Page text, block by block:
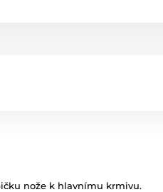
nože k hlavnímu krmivu.